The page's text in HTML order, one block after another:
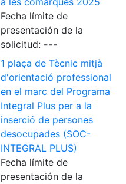
Fecha límite de
presentación de la
solicitud: ---
1 plaça de Tècnic mitjà
d'orientació professional
en el marc del Programa
Integral Plus per a la
inserció de persones
desocupades (SOC-
INTEGRAL PLUS)
Fecha límite de
presentación de la